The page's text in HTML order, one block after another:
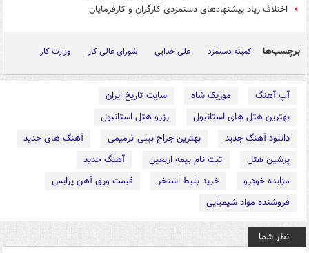
اختلاف زیاد پیشنهادهای دستمزدی کارگران و کارفرمایان
برچسب‌ها کمیته دستمزد علی خدایی شورای عالی کار وزارت کار
آپ آهنگ موزیک شاه
سایت تاریخ ایران
بهترین هتل های استانبول
رزرو هتل استانبول
دانلود آهنگ جدید
بهترین جراح بینی ترمیمی
آهنگ های جدید
پرشین هتل
ثبت نام بیمه اربعین
آهنگ جدید
مزایده خودرو
خرید بلیط استخر
قیمت ورق آهن پرایس
فروشنده مواد شیمیایی
نظر شما